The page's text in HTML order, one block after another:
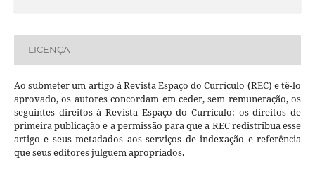
LICENÇA
Ao submeter um artigo à Revista Espaço do Currículo (REC) e tê-lo
aprovado, os autores concordam em ceder, sem remuneração, os
seguintes direitos à Revista Espaço do Currículo: os direitos de
primeira publicação e a permissão para que a REC redistribua esse
artigo e seus metadados aos serviços de indexação e referência
que seus editores julguem apropriados.